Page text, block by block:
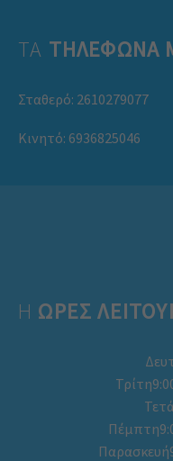
ΤΑ ΤΗΛΕΦΩΝΑ
Σταθερό: 2610279077
Κινητό: 6936825046
Η ΩΡΕΣ